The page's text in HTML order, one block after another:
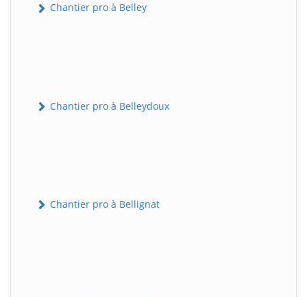
Chantier pro à Belley
Chantier pro à Belleydoux
Chantier pro à Bellignat